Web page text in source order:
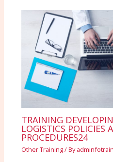
TRAINING
LOGISTICS POLICIES
PROCEDURES24
Other Training/ By